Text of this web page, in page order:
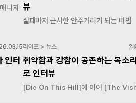
니저
뷰
실패마저 근사한 안주거리가 되는 마법
인터
라이프 > 뉴스 읽
취약함과 강함이 공존하는 목소
로 인터뷰
[Die On This Hill]에 이어 [The